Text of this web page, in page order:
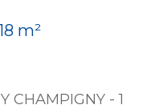
m²
CHAMPIGNY - 1